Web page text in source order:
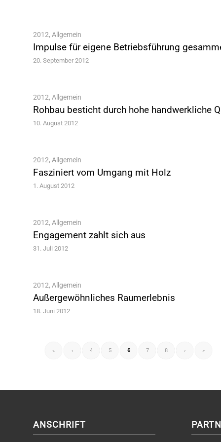
2012, Allgemein
Impulse für eigene Betriebsführung
20. September 2012
2012, Allgemein
Rohbau besticht durch hohe handwerkliche
10. August 2012
2012, Allgemein
Fasziniert vom Umgang mit Holz
1. August 2012
2012, Allgemein
Engagement zahlt sich aus
31. Juli 2012
2012, Allgemein
Außergewöhnliches Raumerlebnis
18. Juni 2012
« ‹ 4 5 6 7 8 › »
ANSCHRIFT